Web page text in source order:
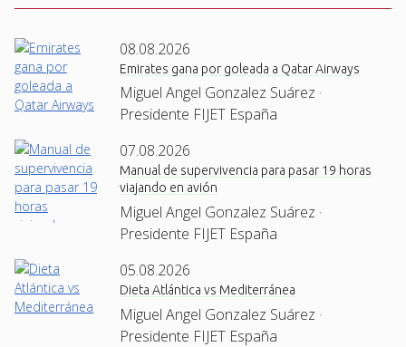
08.08.2026
Emirates gana por goleada a Qatar Airways
Miguel Angel Gonzalez Suárez ·
Presidente FIJET España
07.08.2026
Manual de supervivencia para pasar 19 horas
viajando en avión
Miguel Angel Gonzalez Suárez ·
Presidente FIJET España
05.08.2026
Dieta Atlántica vs Mediterránea
Miguel Angel Gonzalez Suárez ·
Presidente FIJET España